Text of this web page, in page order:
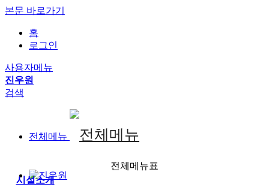
본문 바로가기
홈
로그인
사용자메뉴
진우원
검색
전체메뉴
전체메뉴표
시설소개